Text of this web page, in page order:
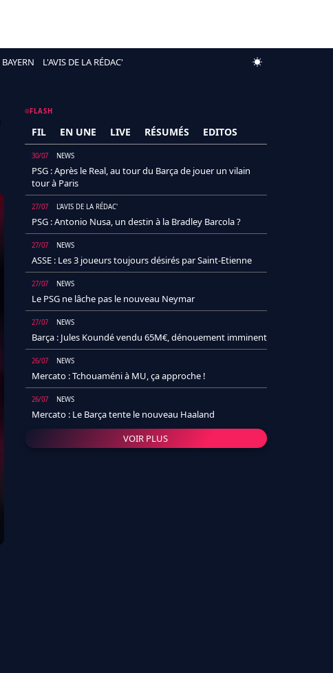
BAYERN L'AVIS DE LA RÉDAC'
FLASH
FIL EN UNE LIVE RÉSUMÉS EDITOS
30/07 NEWS
PSG : Après le Real, au tour du Barça de jouer un vilain
tour à Paris
27/07 L'AVIS DE LA RÉDAC'
PSG : Antonio Nusa, un destin à la Bradley Barcola ?
27/07 NEWS
ASSE : Les 3 joueurs toujours désirés par Saint-Etienne
27/07 NEWS
Le PSG ne lâche pas le nouveau Neymar
27/07 NEWS
Barça : Jules Koundé vendu 65M€, dénouement imminent
26/07 NEWS
Mercato : Tchouaméni à MU, ça approche !
26/07 NEWS
Mercato : Le Barça tente le nouveau Haaland
VOIR PLUS